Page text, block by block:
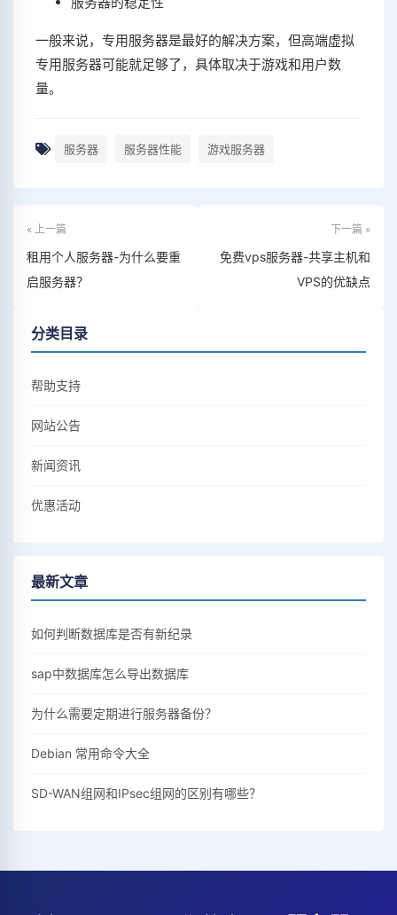
一般来说，专用服务器是最好的解决方案，但高端虚拟
专用服务器可能就足够了，具体取决于游戏和用户数
量。
服务器 服务器性能 游戏服务器
« 上一篇
租用个人服务器-为什么要重
启服务器？
下一篇 »
免费vps服务器-共享主机和
VPS的优缺点
分类目录
帮助支持
网站公告
新闻资讯
优惠活动
最新文章
如何判断数据库是否有新纪录
sap中数据库怎么导出数据库
为什么需要定期进行服务器备份？
Debian 常用命令大全
SD-WAN组网和IPsec组网的区别有哪些？